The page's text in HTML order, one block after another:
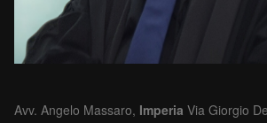
Avv. Angelo Massaro, Imperia Via Giorgio